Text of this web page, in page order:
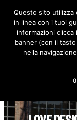
Questo sito utilizza
in linea con i tuoi
informazioni clicca
banner (con il
nella